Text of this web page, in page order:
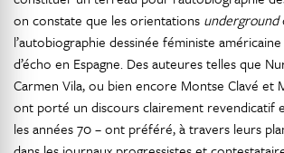
on constate que les orientations underground
l’autobiographie dessinée féministe américaine
d’écho en Espagne. Des auteures telles que
Carmen Vila, ou bien encore Montse Clavé et
ont porté un discours clairement revendicatif
les années 70 – ont préféré, à travers leurs